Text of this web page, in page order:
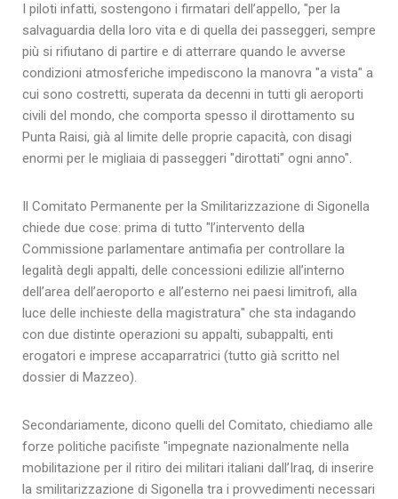
I piloti infatti, sostengono i firmatari dell’appello, "per la
salvaguardia della loro vita e di quella dei passeggeri, sempre
più si rifiutano di partire e di atterrare quando le avverse
condizioni atmosferiche impediscono la manovra "a vista" a
cui sono costretti, superata da decenni in tutti gli aeroporti
civili del mondo, che comporta spesso il dirottamento su
Punta Raisi, già al limite delle proprie capacità, con disagi
enormi per le migliaia di passeggeri "dirottati" ogni anno".
Il Comitato Permanente per la Smilitarizzazione di Sigonella
chiede due cose: prima di tutto "l’intervento della
Commissione parlamentare antimafia per controllare la
legalità degli appalti, delle concessioni edilizie all’interno
dell’area dell’aeroporto e all’esterno nei paesi limitrofi, alla
luce delle inchieste della magistratura" che sta indagando
con due distinte operazioni su appalti, subappalti, enti
erogatori e imprese accaparratrici (tutto già scritto nel
dossier di Mazzeo).
Secondariamente, dicono quelli del Comitato, chiediamo alle
forze politiche pacifiste "impegnate nazionalmente nella
mobilitazione per il ritiro dei militari italiani dall’Iraq, di inserire
la smilitarizzazione di Sigonella tra i provvedimenti necessari